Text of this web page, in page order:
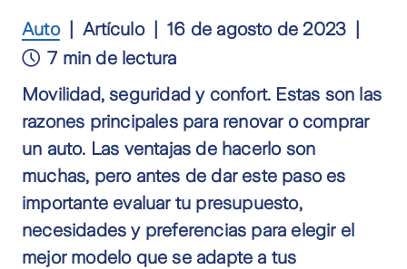
Auto Artículo
16 de agosto de 2023
7 min de lectura
Movilidad, seguridad y confort. Estas son las
razones principales para renovar o comprar
un auto. Las ventajas de hacerlo son
muchas, pero antes de dar este paso es
importante evaluar tu presupuesto,
necesidades y preferencias para elegir el
mejor modelo que se adapte a tus